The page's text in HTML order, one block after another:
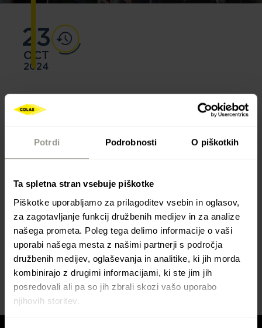
Potrdi Podrobnosti O piškotkih
Ta spletna stran vsebuje piškotke
Piškotke uporabljamo za prilagoditev vsebin in oglasov,
za zagotavljanje funkcij družbenih medijev in za analize
našega prometa. Poleg tega delimo informacije o vaši
uporabi našega mesta z našimi partnerji s področja
družbenih medijev, oglaševanja in analitike, ki jih morda
kombinirajo z drugimi informacijami, ki ste jim jih
posredovali ali pa so jih zbrali skozi vašo uporabo
njihovih storitev.
Skip to main content
Odsek avtoceste A11 je
prevozen
23
OCT
2024
Končana izgradnja odseka avtoceste A11 od
autoceste d.o.o.).
Od prejšnjega tedna, od 22. oktobra 2024 je
odsek odprt za promet.